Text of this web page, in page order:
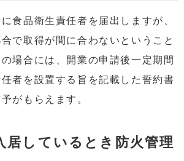
食品衛生責任者を届出しますが、
で取得が間に合わないということ
場合には、開業の申請後一定期間
者を設置する旨を記載した誓約書
がもらえます。
居しているとき防火管理